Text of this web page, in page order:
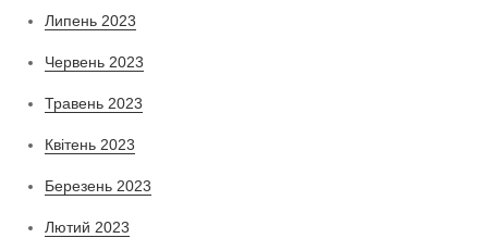
Липень 2023
Червень 2023
Травень 2023
Квітень 2023
Березень 2023
Лютий 2023